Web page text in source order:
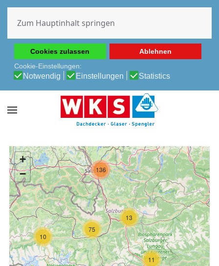
Erfahrung auf unserer Website zu ermöglichen.
Cookie-Richtlinie
Datenschutz-Bestimmungen
Cookies zulassen
Ablehnen
Cookie-Einstellungen:
Notwendig Einstellungen Statistics
Zum Hauptinhalt springen
10
11
13
75
136
+
−